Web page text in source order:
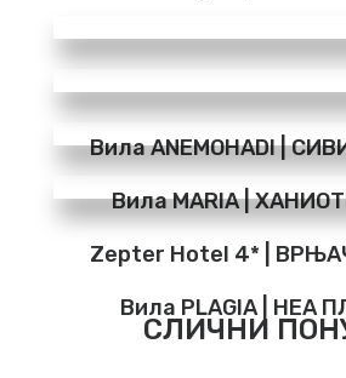
Вила ANEMOHADI |
Вила MARIA |
Zepter Hotel 4* |
Вила PLAGIA | НЕА
СЛИЧНИ